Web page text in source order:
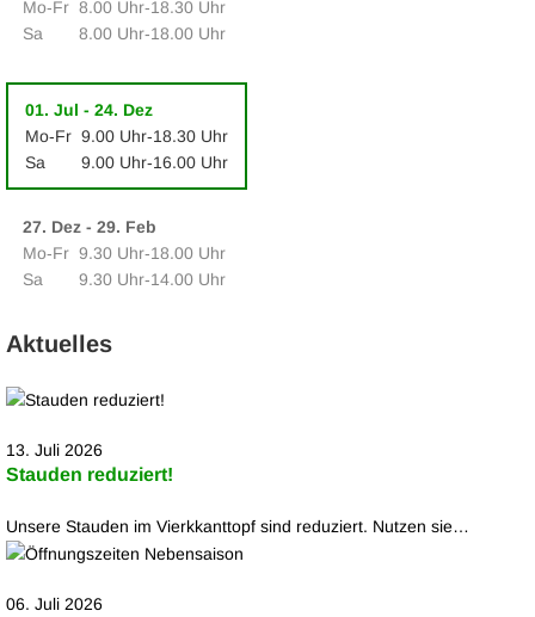
Mo‑Fr 8.00 Uhr‑18.30 Uhr
Sa
8.00 Uhr‑18.00 Uhr
01. Jul - 24. Dez
Mo‑Fr 9.00 Uhr‑18.30 Uhr
Sa
9.00 Uhr‑16.00 Uhr
27. Dez - 29. Feb
Mo‑Fr 9.30 Uhr‑18.00 Uhr
Sa
9.30 Uhr‑14.00 Uhr
Aktuelles
13. Juli 2026
Stauden reduziert!
Unsere Stauden im Vierkkanttopf sind reduziert. Nutzen sie…
06. Juli 2026